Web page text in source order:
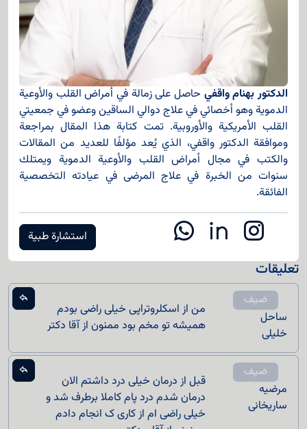
الدكتور بهنام واقفي حاصل على زمالة في أمراض القلب والأوعية
الدموية وهو أخصائي في علاج دوالي الساقين وعضو في جمعيتي
القلب الأمريكية والأوروبية. تمت كتابة هذا المقال بمراجعة
وموافقة الدكتور واقفي، الذي يُعد مؤلفًا للعديد من المقالات
والكتب في مجال أمراض القلب والأوعية الدموية ويمتلك
سنوات من الخبرة في علاج المرضى في عيادته التخصصية
الفائقة.
استشارة طبية
تعليقات
ضيف
ساحل
خلیلی
من از اسکلروتراپی خیلی راضی بودم
همیشه تو مخم بود ممنون از آقا دکتر
ضيف
مرضیه
ساریخانی
قبل از درمان خیلی درد داشتم الان
درمان شدم درد پام کاملا برطرف شد و
خیلی راضی ام از کاری ک انجام دادم